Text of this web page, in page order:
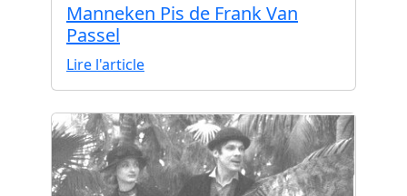
Manneken Pis de Frank Van
Passel
Lire l'article